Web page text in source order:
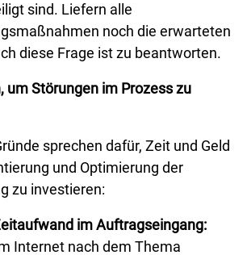
sind. Liefern alle
noch die erwarteten
diese Frage ist zu beantworten.
um Störungen im Prozess zu
sprechen dafür, Zeit und Geld
und Optimierung der
zu investieren:
im Auftragseingang:
Internet nach dem Thema